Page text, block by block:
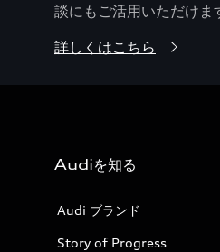
談にもご活用いただけま
詳しくはこちら
Audiを知る
Audi ブランド
Story of Progress